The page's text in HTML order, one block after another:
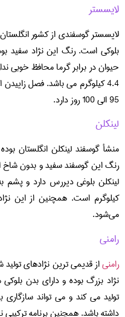
لایسستر
لایسستر گوسفندی از کشور
بلوکی است. رنگ این نژاد سفید
4.4 کیلوگرم می باشد. فصل
95 الی 100 روز دارد.
لینکلن
منشأ گوسفند لینکلن انگلستان
رنگ این گوسفند سفید و بدون شاخ
کیلوگرم است. همچنین از این
می‌شود.
رامنی
رامنیاز قدیمی ‌ترین نژادهای
نژاد بزرگ بوده و دارای بدن
تولید می کند و می تواند
داشته باشد. همچنین برنامه